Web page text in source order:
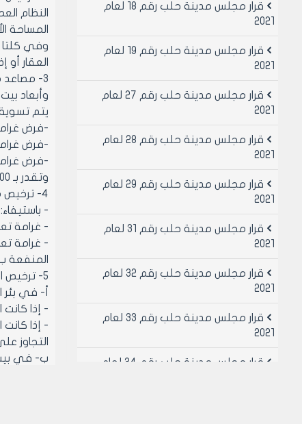
النظام
المساحة
وفي كلتا
العقار أو
وأبعاد
يتم
-فرض غرامة
-فرض غرامة
-فرض
وتقدر بـ 5000 ل.س عن كل طابق.
4- ترخيص مصاعد في الأبنية السكنية المرخصة اعتباراً من تاريخ 1/3/1987 في بيت الدرج وذلك:
- باستيفاء:
- غرامة
- غرامة
المنفعة ب /2500/ ل.س عن
5- ترخيص المصاعد في الأبنية المشادة من قبل القطاع العام "الأبنية غير مرخصة أو غير مفرزة"
أ‌- في بئر
- إذا
- إذا
التجاوز على
ب‌- في بيت
- فرض
- فرض
قرار مجلس مدينة حلب رقم 18 لعام
2021
قرار مجلس مدينة حلب رقم 19 لعام
2021
قرار مجلس مدينة حلب رقم 27 لعام
2021
قرار مجلس مدينة حلب رقم 28 لعام
2021
قرار مجلس مدينة حلب رقم 29 لعام
2021
قرار مجلس مدينة حلب رقم 31 لعام
2021
قرار مجلس مدينة حلب رقم 32 لعام
2021
قرار مجلس مدينة حلب رقم 33 لعام
2021
قرار مجلس مدينة حلب رقم 34 لعام